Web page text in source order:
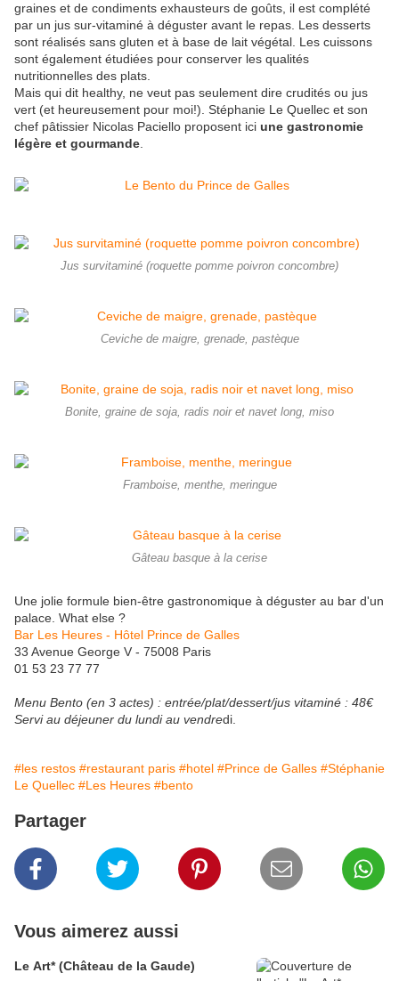
graines et de condiments exhausteurs de goûts, il est complété
par un jus sur-vitaminé à déguster avant le repas. Les desserts
sont réalisés sans gluten et à base de lait végétal. Les cuissons
sont également étudiées pour conserver les qualités
nutritionnelles des plats.
Mais qui dit healthy, ne veut pas seulement dire crudités ou jus
vert (et heureusement pour moi!). Stéphanie Le Quellec et son
chef pâtissier Nicolas Paciello proposent ici une gastronomie
légère et gourmande
Jus survitaminé (roquette pomme poivron concombre)
Ceviche de maigre, grenade, pastèque
Bonite, graine de soja, radis noir et navet long, miso
Framboise, menthe, meringue
Gâteau basque à la cerise
Une jolie formule bien-être gastronomique à déguster au bar d'un
palace. What else ?
Bar Les Heures - Hôtel Prince de Galles
33 Avenue George V - 75008 Paris
01 53 23 77 77
Menu Bento (en 3 actes) : entrée/plat/dessert/jus vitaminé : 48€
Servi au déjeuner du lundi au vendredi.
#les restos #restaurant paris #hotel #Prince de Galles #Stéphanie
Le Quellec #Les Heures #bento
Partager
Vous aimerez aussi
Le Art* (Château de la Gaude)